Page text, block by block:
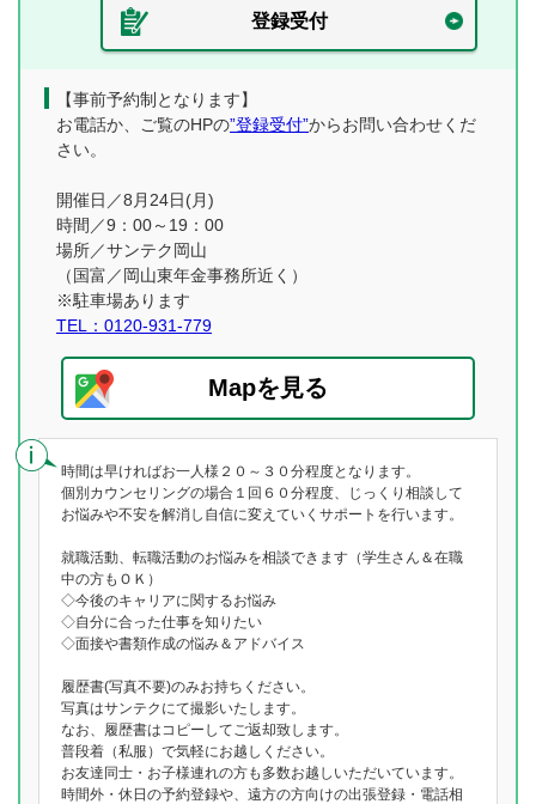
登録受付
【事前予約制となります】
お電話か、ご覧のHPの”登録受付”からお問い合わせくだ
さい。
開催日／8月24日(月)
時間／9：00～19：00
場所／サンテク岡山
（国富／岡山東年金事務所近く）
※駐車場あります
TEL：0120-931-779
Mapを見る
時間は早ければお一人様２０～３０分程度となります。
個別カウンセリングの場合１回６０分程度、じっくり相談して
お悩みや不安を解消し自信に変えていくサポートを行います。
就職活動、転職活動のお悩みを相談できます（学生さん＆在職
中の方もＯＫ）
◇今後のキャリアに関するお悩み
◇自分に合った仕事を知りたい
◇面接や書類作成の悩み＆アドバイス
履歴書(写真不要)のみお持ちください。
写真はサンテクにて撮影いたします。
なお、履歴書はコピーしてご返却致します。
普段着（私服）で気軽にお越しください。
お友達同士・お子様連れの方も多数お越しいただいています。
時間外・休日の予約登録や、遠方の方向けの出張登録・電話相